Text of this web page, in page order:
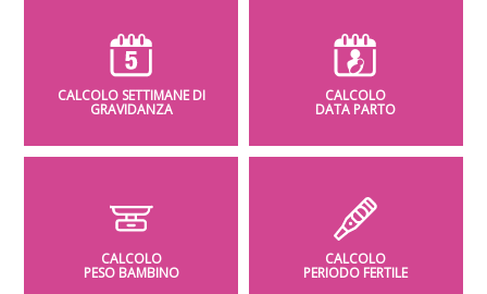
CALCOLO SETTIMANE DI
GRAVIDANZA
CALCOLO
DATA PARTO
CALCOLO
PESO BAMBINO
CALCOLO
PERIODO FERTILE